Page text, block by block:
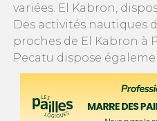
variées. El Kabron,
Des activités nautiques
proches de El Kabron à
Pecatu dispose